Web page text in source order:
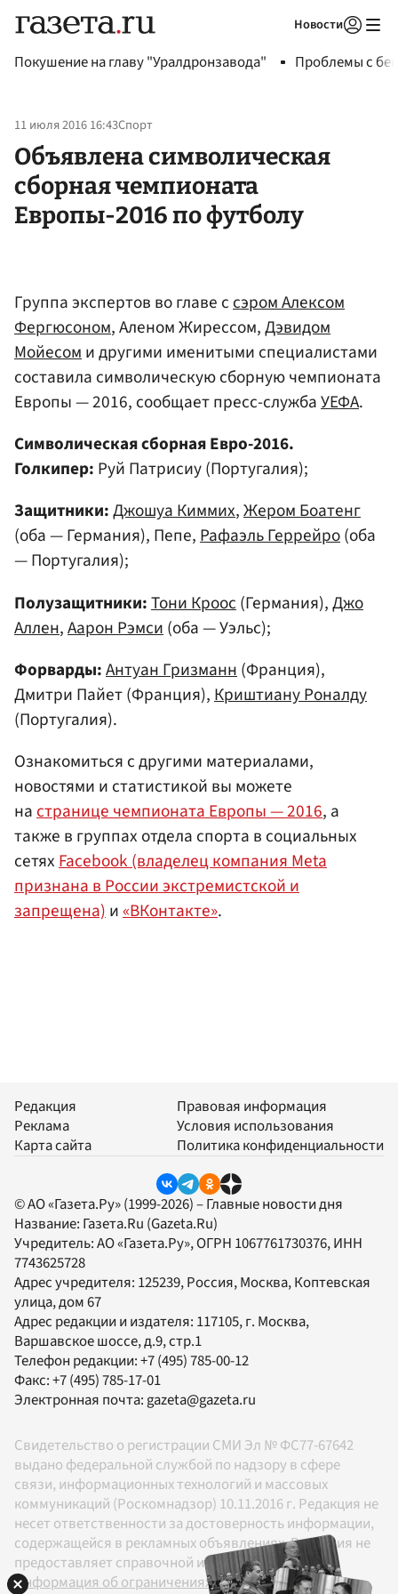
Новости
Покушение на главу "Уралдронзавода" Проблемы с
11 июля 2016 16:43Спорт
Объявлена символическая
сборная чемпионата
Европы-2016 по футболу
Группа экспертов во главе ссэром Алексом
Фергюсоном, Аленом Жирессом,Дэвидом
Мойесоми другими именитыми специалистами
составила символическую сборную чемпионата
Европы — 2016, сообщает пресс-службаУЕФА.
Символическая сборная Евро-2016.
Голкипер: Руй Патрисиу (Португалия);
Защитники:Джошуа Киммих,Жером Боатенг
(оба — Германия), Пепе,Рафаэль Геррейро(оба
— Португалия);
Полузащитники:Тони Кроос (Германия),Джо
Аллен,Аарон Рэмси (оба — Уэльс);
Форварды:Антуан Гризманн(Франция),
Дмитри Пайет (Франция),Криштиану Роналду
(Португалия).
Ознакомиться с другими материалами,
новостями и статистикой вы можете
настранице чемпионата Европы — 2016, а
также в группах отдела спорта в социальных
сетяхFacebook (владелец компания Meta
признана в России экстремистской и
запрещена)и«ВКонтакте».
Редакция
Реклама
Карта сайта
Правовая информация
Условия использования
Политика конфиденциальности
© АО «Газета.Ру» (1999-2026) – Главные новости дня
Название: Газета.Ru (Gazeta.Ru)
Учредитель:АО «Газета.Ру», ОГРН 1067761730376, ИНН
7743625728
Адрес учредителя: 125239, Россия, Москва, Коптевская
улица, дом 67
Адрес редакции и издателя: 117105, г. Москва,
Варшавское шоссе, д.9, стр.1
Телефон редакции:+7 (495) 785-00-12
Факс:+7 (495) 785-17-01
Электронная почта:gazeta@gazeta.ru
Свидетельство о регистрации СМИ Эл № ФС77-67642
выдано федеральной службой по надзору в сфере
связи, информационных технологий и массовых
коммуникаций (Роскомнадзор) 10.11.2016 г. Редакция не
несет ответственности за достоверность информации,
содержащейся в рекламных объявлениях. Редакция не
предоставляет справочной информации.
Информация об ограничениях